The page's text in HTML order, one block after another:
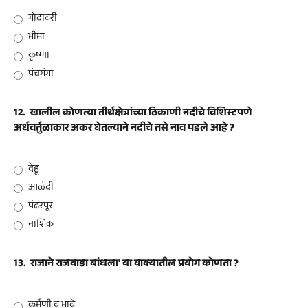
गोदावरी
भीमा
कृष्णा
पंचगंगा
12. खालील कोणत्या तीर्थक्षेत्रांच्या ठिकाणी नदीचे विशिस्टपणे
अर्धवर्तुळाकार अकर घेतल्याने नदीचे तसे नाव पडले आहे ?
देहू
आळंदी
पंढरपूर
नाशिक
13. राजाने राजवाडा बांधला' या वाक्यातील प्रयोग कोणता ?